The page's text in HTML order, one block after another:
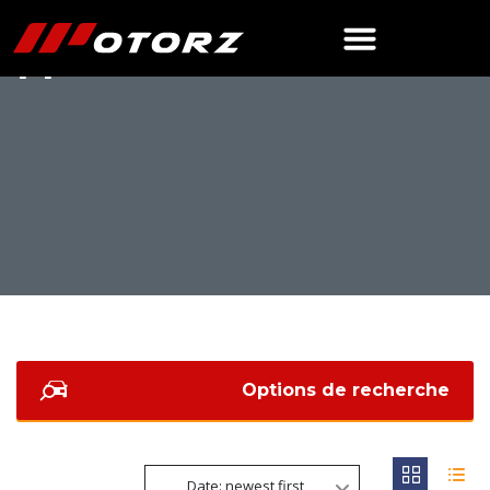
I4
Options de recherche
Date: newest first